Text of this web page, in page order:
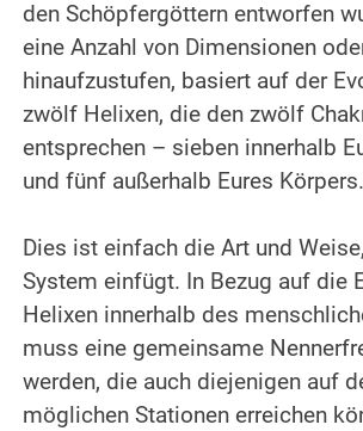
den Schöpfergöttern entworfen
eine Anzahl von Dimensionen
hinaufzustufen, basiert auf der
zwölf Helixen, die den zwölf
entsprechen – sieben innerhalb
und fünf außerhalb Eures Körpers.
Dies ist einfach die Art und
System einfügt. In Bezug auf die
Helixen innerhalb des
muss eine gemeinsame
werden, die auch diejenigen auf
möglichen Stationen erreichen